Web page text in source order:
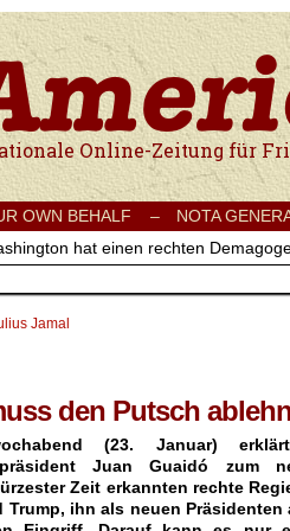
Onlinezeitung für Frieden,
OWN BEHALF – NOTA
hat einen rechten
Jamal
den Putsch
(23. Januar)
Juan Guaidó zum
Zeit erkannten rechte
Trump, ihn als neuen